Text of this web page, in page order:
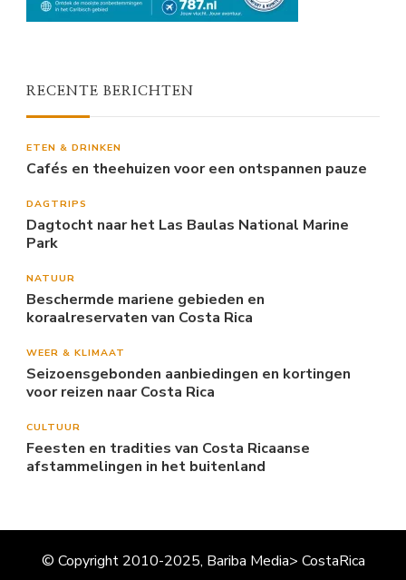
RECENTE BERICHTEN
ETEN & DRINKEN
Cafés en theehuizen voor een ontspannen pauze
DAGTRIPS
Dagtocht naar het Las Baulas National Marine
Park
NATUUR
Beschermde mariene gebieden en
koraalreservaten van Costa Rica
WEER & KLIMAAT
Seizoensgebonden aanbiedingen en kortingen
voor reizen naar Costa Rica
CULTUUR
Feesten en tradities van Costa Ricaanse
afstammelingen in het buitenland
© Copyright 2010-2025, Bariba Media> CostaRica